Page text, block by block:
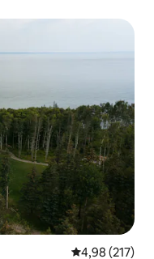
4,98 de uma
4,98 (217)